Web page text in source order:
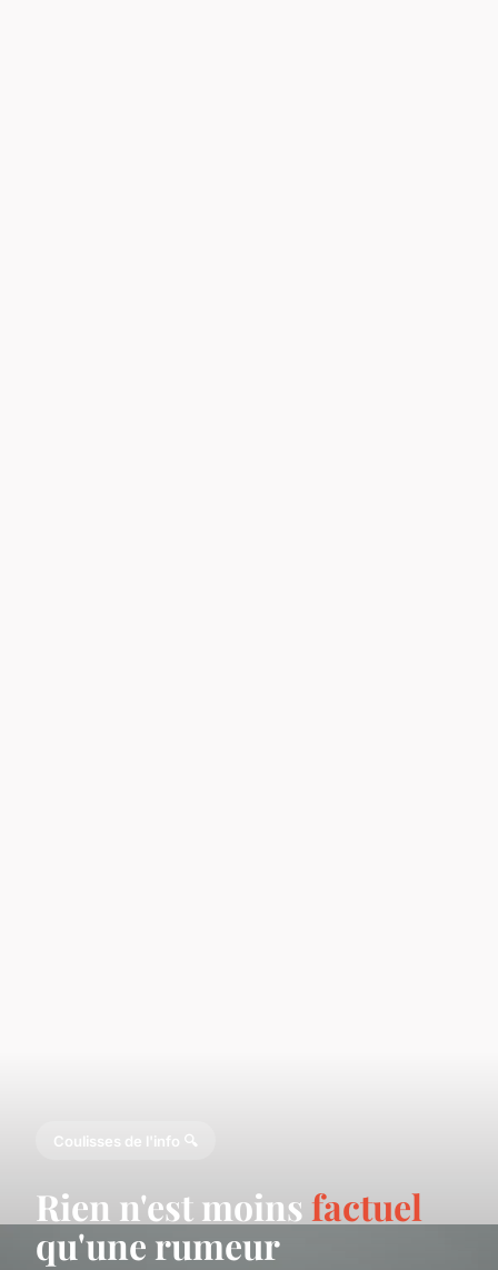
Coulisses de l'info 🔍
Rien n'est moinsfactuel
qu'une rumeur